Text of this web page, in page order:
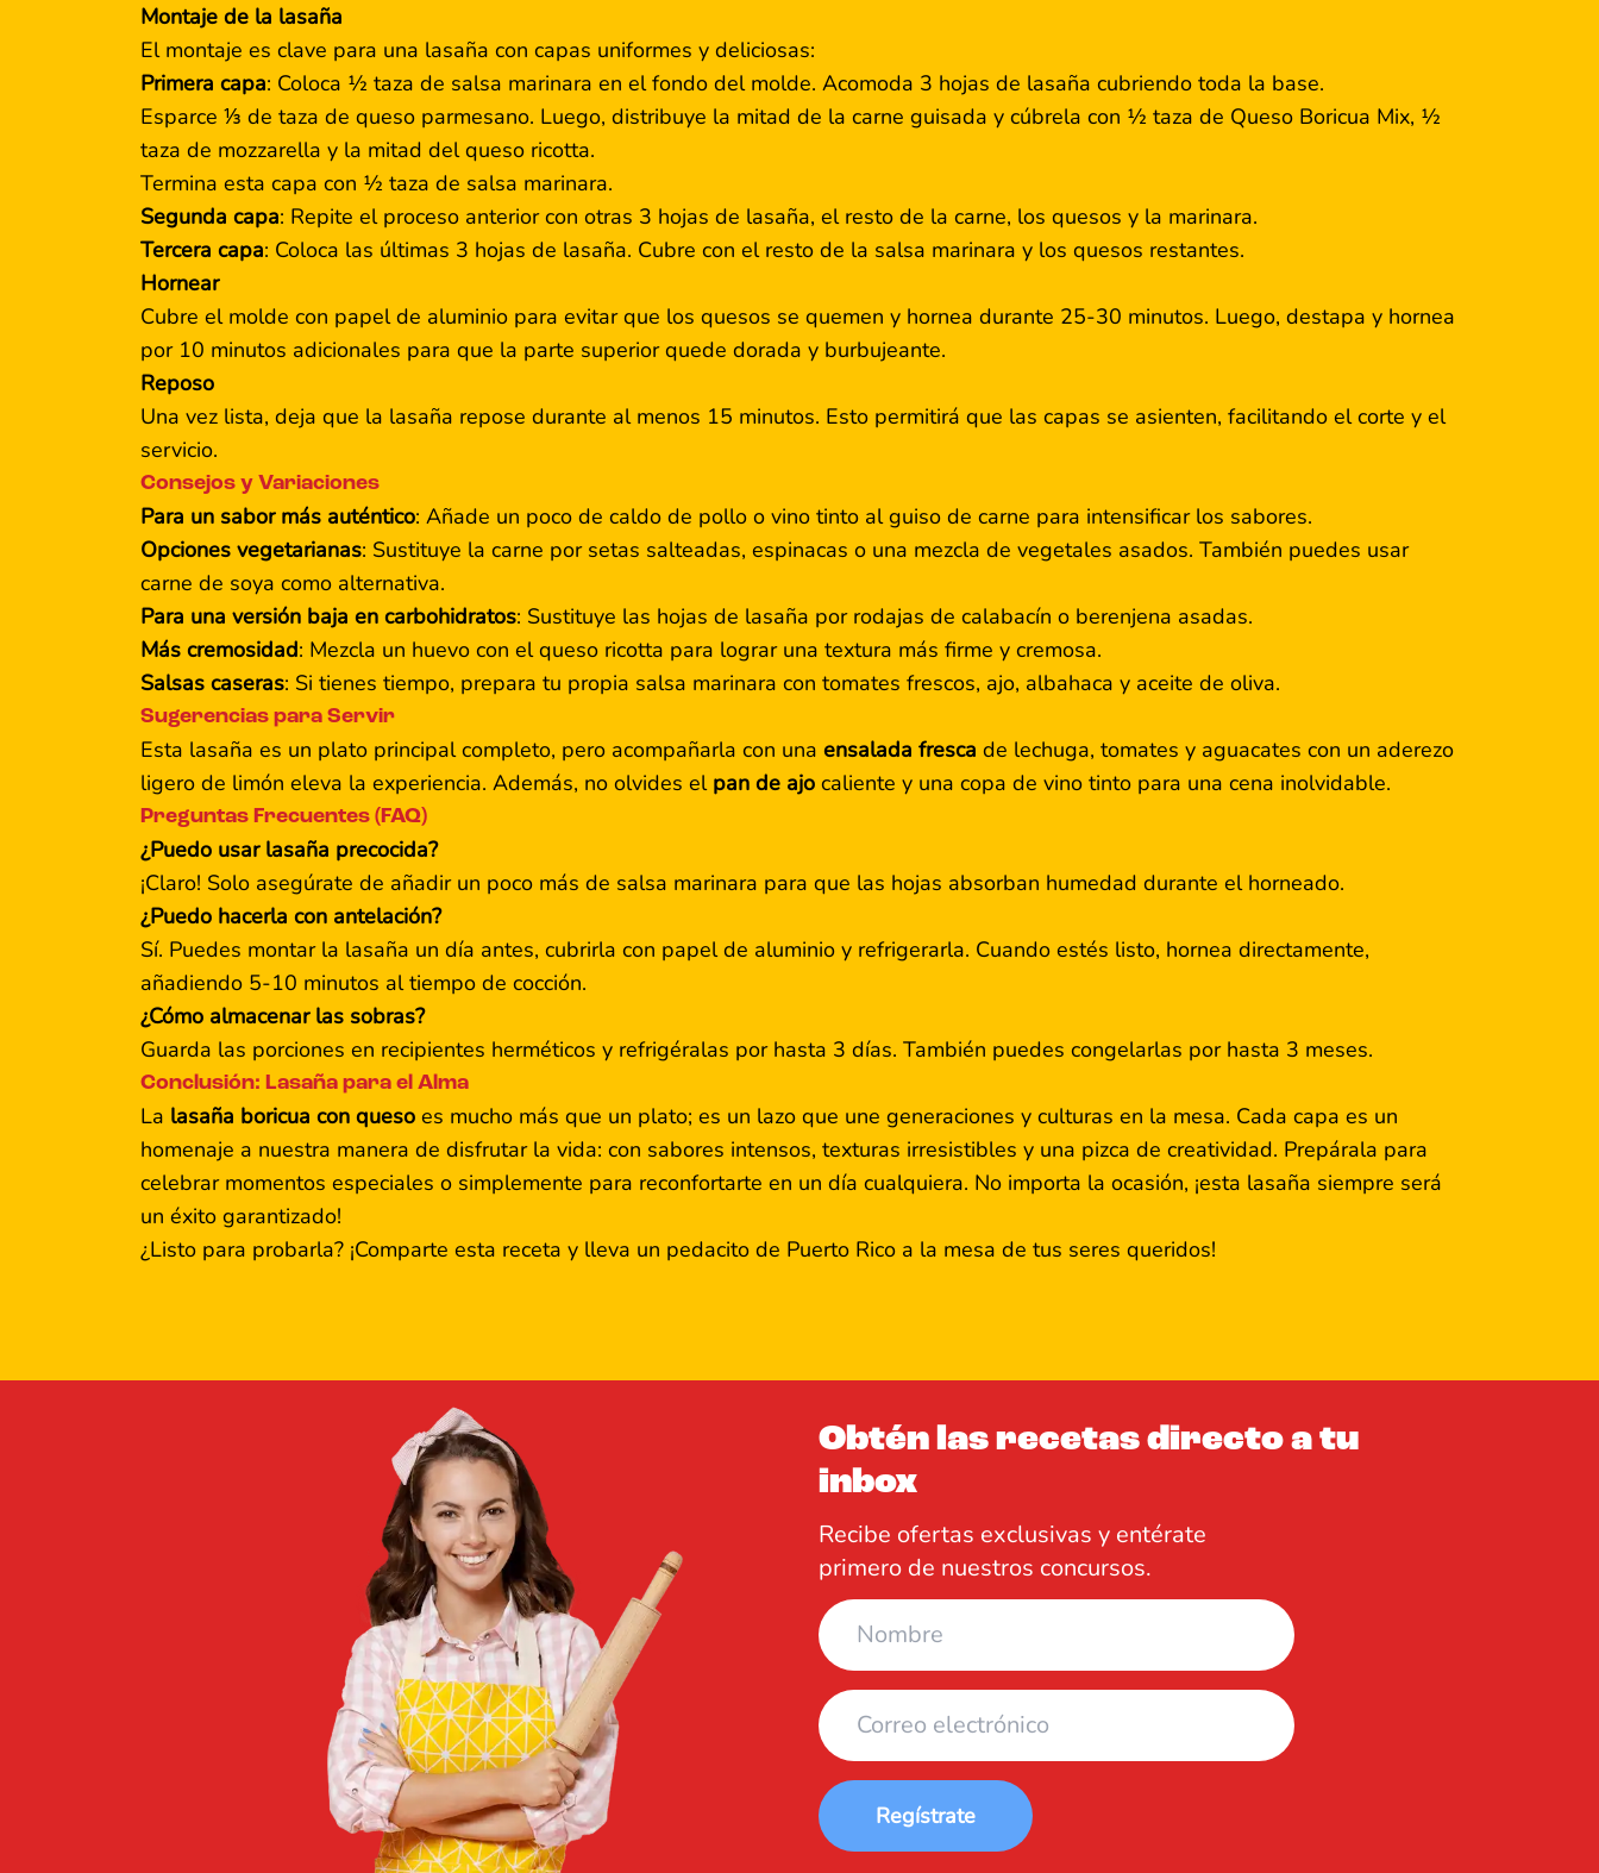
Montaje de la lasaña
El montaje es clave para una lasaña con capas uniformes y deliciosas:
Primera capa: Coloca ½ taza de salsa marinara en el fondo del molde. Acomoda 3 hojas de lasaña cubriendo toda la base.
Esparce ⅓ de taza de queso parmesano. Luego, distribuye la mitad de la carne guisada y cúbrela con ½ taza de Queso Boricua Mix, ½
taza de mozzarella y la mitad del queso ricotta.
Termina esta capa con ½ taza de salsa marinara.
Segunda capa: Repite el proceso anterior con otras 3 hojas de lasaña, el resto de la carne, los quesos y la marinara.
Tercera capa: Coloca las últimas 3 hojas de lasaña. Cubre con el resto de la salsa marinara y los quesos restantes.
Hornear
Cubre el molde con papel de aluminio para evitar que los quesos se quemen y hornea durante 25-30 minutos. Luego, destapa y hornea
por 10 minutos adicionales para que la parte superior quede dorada y burbujeante.
Reposo
Una vez lista, deja que la lasaña repose durante al menos 15 minutos. Esto permitirá que las capas se asienten, facilitando el corte y el
servicio.
Consejos y Variaciones
Para un sabor más auténtico: Añade un poco de caldo de pollo o vino tinto al guiso de carne para intensificar los sabores.
Opciones vegetarianas: Sustituye la carne por setas salteadas, espinacas o una mezcla de vegetales asados. También puedes usar
carne de soya como alternativa.
Para una versión baja en carbohidratos: Sustituye las hojas de lasaña por rodajas de calabacín o berenjena asadas.
Más cremosidad: Mezcla un huevo con el queso ricotta para lograr una textura más firme y cremosa.
Salsas caseras: Si tienes tiempo, prepara tu propia salsa marinara con tomates frescos, ajo, albahaca y aceite de oliva.
Sugerencias para Servir
Esta lasaña es un plato principal completo, pero acompañarla con una ensalada fresca de lechuga, tomates y aguacates con un aderezo
ligero de limón eleva la experiencia. Además, no olvides el pan de ajo caliente y una copa de vino tinto para una cena inolvidable.
Preguntas Frecuentes (FAQ)
¿Puedo usar lasaña precocida?
¡Claro! Solo asegúrate de añadir un poco más de salsa marinara para que las hojas absorban humedad durante el horneado.
¿Puedo hacerla con antelación?
Sí. Puedes montar la lasaña un día antes, cubrirla con papel de aluminio y refrigerarla. Cuando estés listo, hornea directamente,
añadiendo 5-10 minutos al tiempo de cocción.
¿Cómo almacenar las sobras?
Guarda las porciones en recipientes herméticos y refrigéralas por hasta 3 días. También puedes congelarlas por hasta 3 meses.
Conclusión: Lasaña para el Alma
La lasaña boricua con queso es mucho más que un plato; es un lazo que une generaciones y culturas en la mesa. Cada capa es un
homenaje a nuestra manera de disfrutar la vida: con sabores intensos, texturas irresistibles y una pizca de creatividad. Prepárala para
celebrar momentos especiales o simplemente para reconfortarte en un día cualquiera. No importa la ocasión, ¡esta lasaña siempre será
un éxito garantizado!
¿Listo para probarla? ¡Comparte esta receta y lleva un pedacito de Puerto Rico a la mesa de tus seres queridos!
Obtén las recetas directo a tu
inbox
Recibe ofertas exclusivas y entérate
primero de nuestros concursos.
Regístrate